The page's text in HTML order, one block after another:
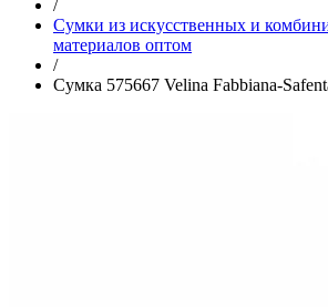
/
Cумки из искусственных и
материалов оптом
/
Сумка 575667 Velina Fabbiana-